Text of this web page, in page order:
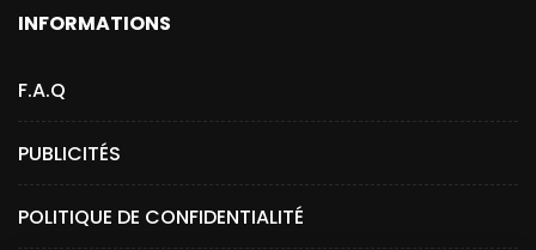
INFORMATIONS
F.A.Q
PUBLICITÉS
POLITIQUE DE CONFIDENTIALITÉ